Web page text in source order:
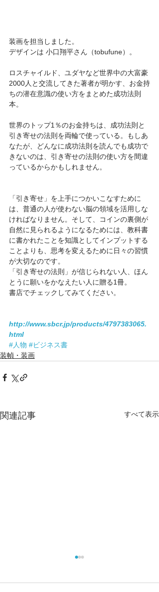
装画を担当しました。
デザインは 小口翔平さん（tobufune）。
ロスチャイルド、ユダヤなど世界中の大富豪
2000人と交流してきた著者が明かす、お金持
ちの潜在意識の使い方をまとめた成功法則
本。
世界のトップ1％のお金持ちは、成功法則と
引き寄せの法則を両輪で使っている。もしあ
なたが、どんなに成功法則を読んでも成功で
きないのは、引き寄せの法則の使い方を間違
っているからかもしれません。
「引き寄せ」を上手につかいこなすために
は、普通の人が使わない脳の領域を活用しな
ければなりません。そして、コインの裏側が
自然に見られるようになるためには、教科書
に書かれたことを知識としてインプットする
ことよりも、思考を変えるために日々の習慣
が大切なのです。
「引き寄せの法則」が信じられない人、ほん
とうに願いをかなえたい人に贈る1冊。
書店でチェックしてみてください。
http://www.sbcr.jp/products/4797383065.
html
#人物 #ビジネス書
装幀・装画
関連記事 すべて表示